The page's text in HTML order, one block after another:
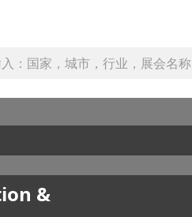
：国家，城市，行业，展会名称
&